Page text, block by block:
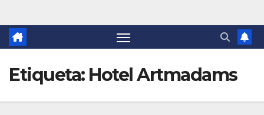
Etiqueta: Hotel Artmadams